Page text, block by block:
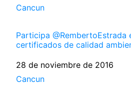
Respecto a
Cancun
Participa @RembertoEstrada
certificados de calidad
Fecha
28 de noviembre de 2016
Respecto a
Cancun